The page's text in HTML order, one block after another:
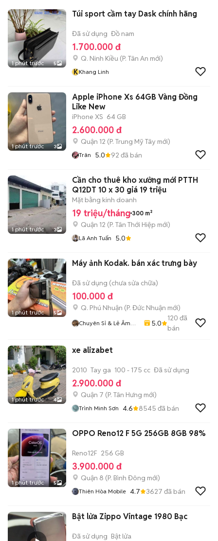
1 phút trước 5
Túi sport cầm tay Dask chính hãng
Đã sử dụng Đồ nam
1.700.000 đ
Q. Ninh Kiều (P. Tân An mới)
KKhang Linh
1 phút trước 3
Apple iPhone Xs 64GB Vàng Đồng
Like New
iPhone XS 64 GB
2.600.000 đ
Quận 12 (P. Trung Mỹ Tây mới)
Trân 5.0 92 đã bán
1 phút trước 3
Cần cho thuê kho xưởng mới PTTH
Q12DT 10 x 30 giá 19 triệu
Mặt bằng kinh doanh
19 triệu/tháng 300 m²
Quận 12 (P. Tân Thới Hiệp mới)
Lã Anh Tuấn 5.0
1 phút trước 5
Máy ảnh Kodak. bán xác trưng bày
Đã sử dụng (chưa sửa chữa)
100.000 đ
Q. Phú Nhuận (P. Đức Nhuận mới)
Chuyên Sỉ & Lẻ Âm
5.0
120 đã
bán
1 phút trước 4
xe alizabet
2010 Tay ga 100 - 175 cc Đã sử dụng
2.900.000 đ
Quận 7 (P. Tân Hưng mới)
Trình Minh Sơn 4.6 8545 đã bán
1 phút trước 5
OPPO Reno12 F 5G 256GB 8GB 98%
Reno12F 256 GB
3.900.000 đ
Quận 8 (P. Bình Đông mới)
Thiên Hòa Mobile 4.7 3627 đã bán
Bật lửa Zippo Vintage 1980 Bạc
Đã sử dụng Bật lửa